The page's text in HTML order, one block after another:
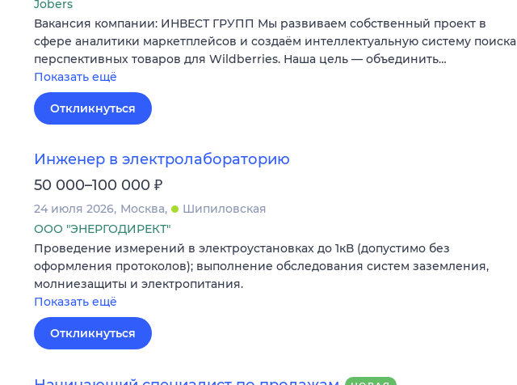
Jobers
Вакансия компании: ИНВЕСТ ГРУПП Мы развиваем собственный проект в
сфере аналитики маркетплейсов и создаём интеллектуальную систему поиска
перспективных товаров для Wildberries. Наша цель — объединить…
Показать ещё
Откликнуться
Инженер в электролабораторию
50 000–100 000 ₽
24 июля 2026 Москва
Шипиловская
ООО "ЭНЕРГОДИРЕКТ"
Проведение измерений в электроустановках до 1кВ (допустимо без
оформления протоколов); выполнение обследования систем заземления,
молниезащиты и электропитания.
Показать ещё
Откликнуться